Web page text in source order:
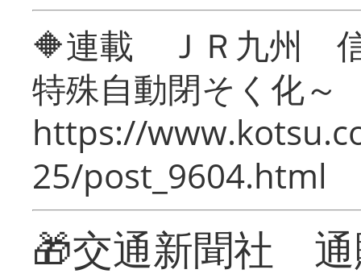
🔶連載 ＪＲ九州 信
特殊自動閉そく化～
https://
25/post_9604.html
🎁交通新聞社